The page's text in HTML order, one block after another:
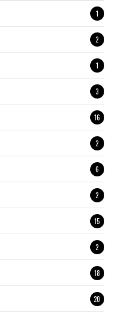
1
2
1
3
16
2
6
2
15
2
18
20